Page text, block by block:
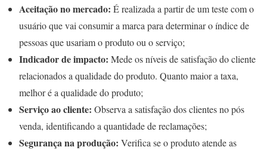
Aceitação no mercado: É realizada a partir de um teste com o
usuário que vai consumir a marca para determinar o índice de
pessoas que usariam o produto ou o serviço;
Indicador de impacto: Mede os níveis de satisfação do cliente
relacionados a qualidade do produto. Quanto maior a taxa,
melhor é a qualidade do produto;
Serviço ao cliente: Observa a satisfação dos clientes no pós
venda, identificando a quantidade de reclamações;
Segurança na produção: Verifica se o produto atende as